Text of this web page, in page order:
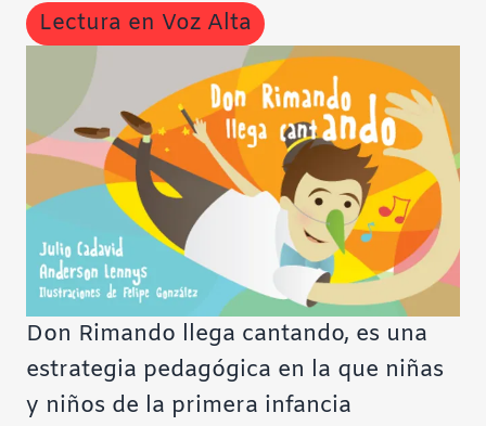
Lectura en Voz Alta
Don Rimando llega cantando, es una
estrategia pedagógica en la que niñas
y niños de la primera infancia
Alto contraste
Contraste negativo
Fondo claro
Subrayar enlaces
Fuente legible
Restablecer